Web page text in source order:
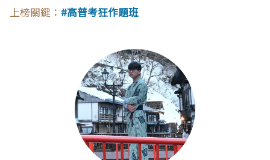
高普考狂作題班